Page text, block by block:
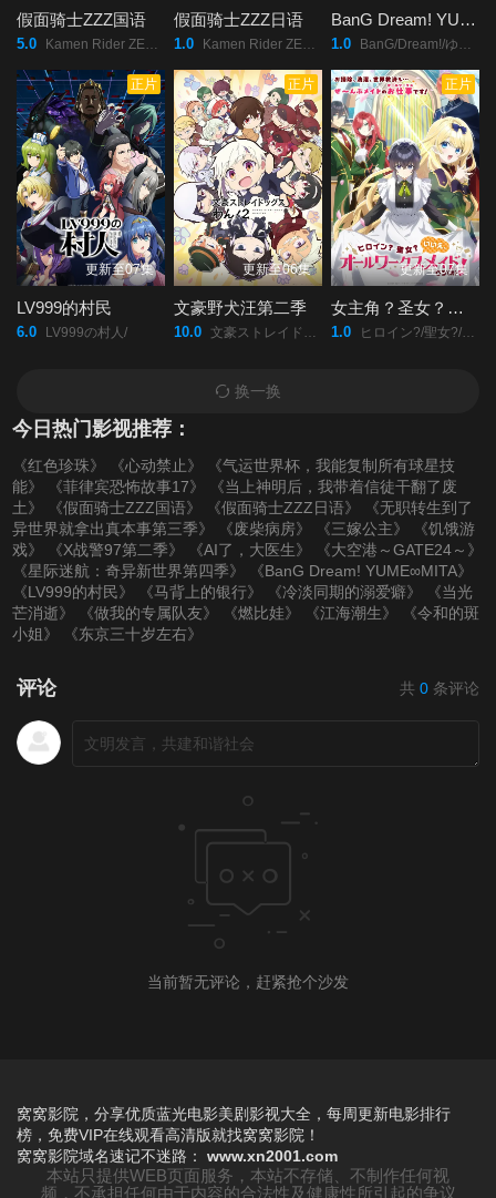
假面骑士ZZZ国语
5.0 Kamen Rider ZEZTZ/假面骑士Zeztz/假面骑士ZZZ/假面骑士ZEZTZ/仮面ライダーゼッツ/
假面骑士ZZZ日语
1.0 Kamen Rider ZEZTZ/假面骑士Zeztz/假面骑士ZZZ/假面骑士ZEZTZ/仮面ライダーゼッツ/
BanG Dream! YUME∞MITA
1.0 BanG/Dream!/ゆめ∞みた/
正片
更新至07集
LV999的村民
6.0 LV999の村人/
正片
更新至06集
文豪野犬汪第二季
10.0 文豪ストレイドッグス/わん！２/
正片
更新至07集
女主角？圣女？不，我是杂役女仆（自豪）！
1.0 ヒロイン?/聖女?/いいえ、オールワークスメイドです/(誇)/!/
换一换
今日热门影视推荐：
《红色珍珠》 《心动禁止》
《气运世界杯，我能复制所有球星技
能》
《菲律宾恐怖故事17》
《当上神明后，我带着信徒干翻了废
土》
《假面骑士ZZZ国语》 《假面骑士ZZZ日语》
《无职转生到了
异世界就拿出真本事第三季》
《废柴病房》 《三嫁公主》
《饥饿游
戏》
《X战警97第二季》 《AI了，大医生》
《大空港～GATE24～》
《星际迷航：奇异新世界第四季》
《BanG Dream! YUME∞MITA》
《LV999的村民》
《马背上的银行》 《冷淡同期的溺爱癖》
《当光
芒消逝》
《做我的专属队友》 《燃比娃》 《江海潮生》
《令和的斑
小姐》
《东京三十岁左右》
评论 共 0 条评论
当前暂无评论，赶紧抢个沙发
窝窝影院，分享优质蓝光电影美剧影视大全，每周更新电影排行
榜，免费VIP在线观看高清版就找窝窝影院！
窝窝影院域名速记不迷路： www.xn2001.com
本站只提供WEB页面服务，本站不存储、不制作任何视
频，不承担任何由于内容的合法性及健康性所引起的争议